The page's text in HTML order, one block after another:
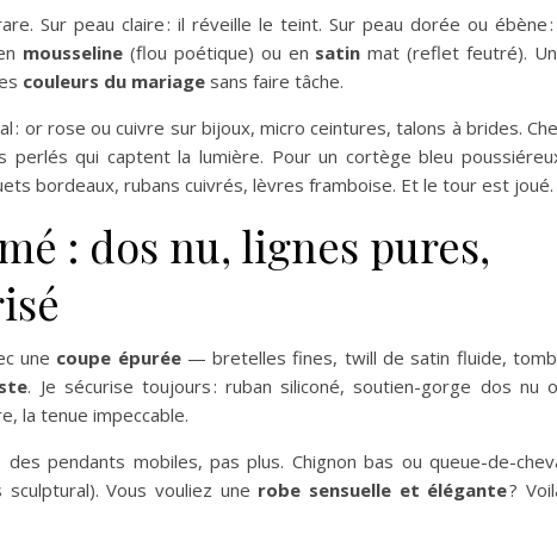
Sur peau claire : il réveille le teint. Sur peau dorée ou ébène
mousseline (flou poétique) ou en satin mat (reflet feutré).
couleurs du mariage sans faire tâche.
: or rose ou cuivre sur bijoux, micro ceintures, talons à brides.
perlés qui captent la lumière. Pour un cortège bleu
bordeaux, rubans cuivrés, lèvres framboise. Et le tour est joué.
: dos nu, lignes pures,
une coupe épurée— bretelles fines, twill de satin fluide,
. Je sécurise toujours : ruban siliconé, soutien-gorge dos nu
la tenue impeccable.
pendants mobiles, pas plus. Chignon bas ou queue-de-
Vous vouliez une robe sensuelle et élégante?